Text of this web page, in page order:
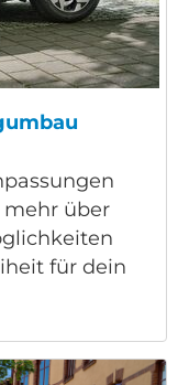
mehr über
für dein